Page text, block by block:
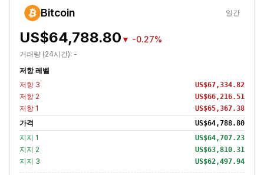
Bitcoin 일간
US$64,788.80 ▼ -0.27%
거래량 (24시간): -
저항 레벨
저항 3 US$67,334.82
저항 2 US$66,216.51
저항 1 US$65,367.38
가격 US$64,788.80
지지 1 US$64,707.23
지지 2 US$63,810.31
지지 3 US$62,497.94